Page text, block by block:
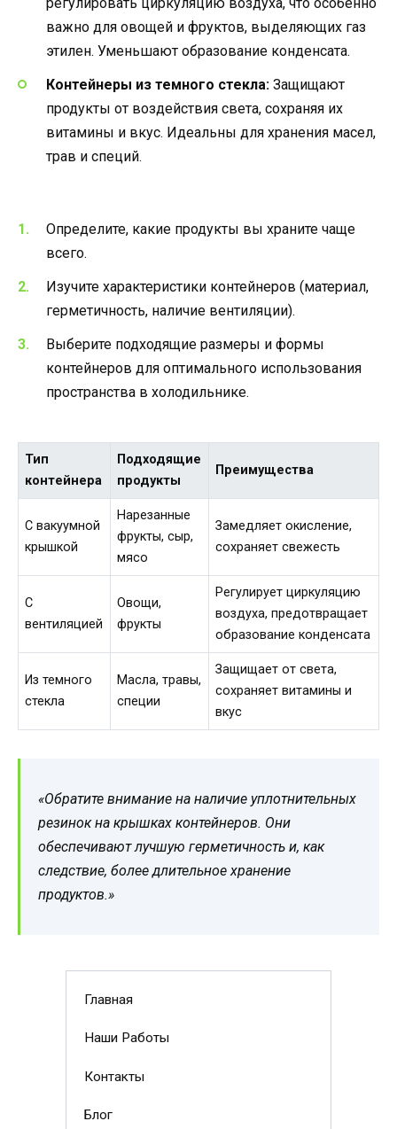
важно для овощей и фруктов, выделяющих газ
этилен. Уменьшают образование конденсата.
Контейнеры из темного стекла: Защищают
продукты от воздействия света, сохраняя их
витамины и вкус. Идеальны для хранения масел,
трав и специй.
Определите, какие продукты вы храните чаще
всего.
Изучите характеристики контейнеров (материал,
герметичность, наличие вентиляции).
Выберите подходящие размеры и формы
контейнеров для оптимального использования
пространства в холодильнике.
Тип
контейнера
Подходящие
продукты
Преимущества
С вакуумной
крышкой
Нарезанные
фрукты, сыр,
мясо
Замедляет окисление,
сохраняет свежесть
С
вентиляцией
Овощи,
фрукты
Регулирует циркуляцию
воздуха, предотвращает
образование конденсата
Из темного
стекла
Масла, травы,
специи
Защищает от света,
сохраняет витамины и
вкус
«Обратите внимание на наличие уплотнительных
резинок на крышках контейнеров. Они
обеспечивают лучшую герметичность и, как
следствие, более длительное хранение
продуктов.»
Главная
Наши Работы
Контакты
Блог